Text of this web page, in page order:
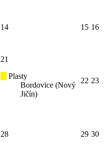
14 15 16
21
Plasty
Bordovice (Nový
Jičín)
22 23
28 29 30